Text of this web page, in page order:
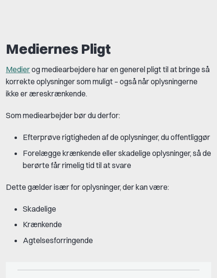
Mediernes Pligt
Medierog mediearbejdere har en generel pligt til at bringe så
korrekte oplysninger som muligt – også når oplysningerne
ikke er æreskrænkende.
Som mediearbejder bør du derfor:
Efterprøve rigtigheden af de oplysninger, du offentliggør
Forelægge krænkende eller skadelige oplysninger, så de
berørte får rimelig tid til at svare
Dette gælder især for oplysninger, der kan være:
Skadelige
Krænkende
Agtelsesforringende